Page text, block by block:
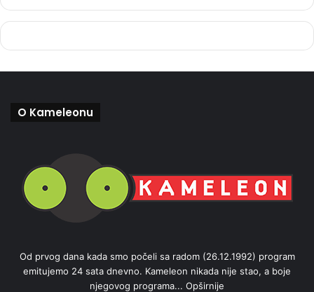
O Kameleonu
Od prvog dana kada smo počeli sa radom (26.12.1992) program
emitujemo 24 sata dnevno. Kameleon nikada nije stao, a boje
njegovog programa... Opširnije